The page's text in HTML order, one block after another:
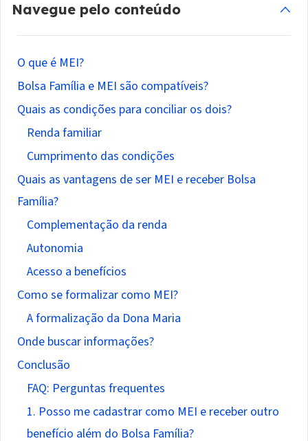
Navegue pelo conteúdo
O que é MEI?
Bolsa Família e MEI são compatíveis?
Quais as condições para conciliar os dois?
Renda familiar
Cumprimento das condições
Quais as vantagens de ser MEI e receber Bolsa
Família?
Complementação da renda
Autonomia
Acesso a benefícios
Como se formalizar como MEI?
A formalização da Dona Maria
Onde buscar informações?
Conclusão
FAQ: Perguntas frequentes
1. Posso me cadastrar como MEI e receber outro
benefício além do Bolsa Família?